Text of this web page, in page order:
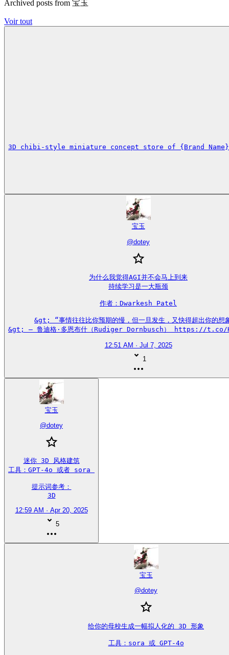
Archived posts from 宝玉
Voir tout
3D chibi-style miniature concept store of {Brand
宝玉
@dotey
为什么我觉得AGI并不会马上到来
持续学习是一大瓶颈
作者：Dwarkesh Patel
&gt; “事情往往比你预期的慢，但一旦发生，又快得超出你的想
&gt; — 鲁迪格·多恩布什（Rudiger Dornbusch） https://t.co/
12:51 AM · Jul 7, 2025
1
宝玉
@dotey
迷你 3D 风格建筑
工具：GPT-4o 或者 sora
提示词参考：
3D
12:59 AM · Apr 20, 2025
5
宝玉
@dotey
给你的母校生成一幅拟人化的 3D 形象
工具：sora 或 GPT-4o